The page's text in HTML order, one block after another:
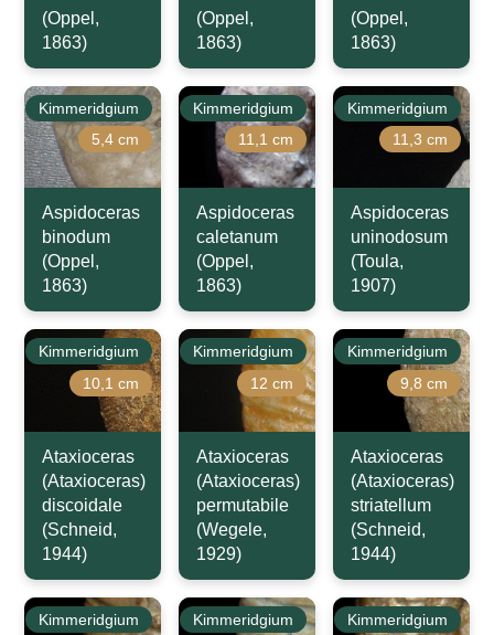
(Oppel,
1863)
(Oppel,
1863)
(Oppel,
1863)
Kimmeridgium
5,4 cm
Aspidoceras
binodum
(Oppel,
1863)
Kimmeridgium
11,1 cm
Aspidoceras
caletanum
(Oppel,
1863)
Kimmeridgium
11,3 cm
Aspidoceras
uninodosum
(Toula,
1907)
Kimmeridgium
10,1 cm
Ataxioceras
(Ataxioceras)
discoidale
(Schneid,
1944)
Kimmeridgium
12 cm
Ataxioceras
(Ataxioceras)
permutabile
(Wegele,
1929)
Kimmeridgium
9,8 cm
Ataxioceras
(Ataxioceras)
striatellum
(Schneid,
1944)
Kimmeridgium Kimmeridgium Kimmeridgium